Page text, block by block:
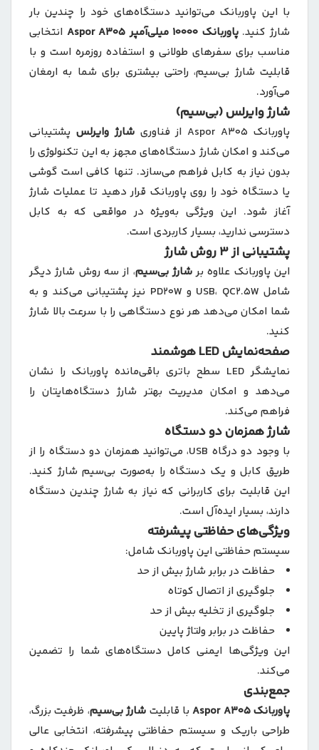
با این پاوربانک می‌توانید دستگاه‌های خود را چندین بار
شارژ کنید.پاوربانک 10000 میلی‌آمپر Aspor A305
انتخابی
مناسب برای سفرهای طولانی و استفاده روزمره است و با
قابلیت شارژ بی‌سیم، راحتی بیشتری برای شما به ارمغان
می‌آورد.
شارژ وایرلس (بی‌سیم)
پاوربانک Aspor A305 از فناوری شارژ وایرلس پشتیبانی
می‌کند و امکان شارژ دستگاه‌های مجهز به این تکنولوژی را
بدون نیاز به کابل فراهم می‌سازد. تنها کافی است گوشی
یا دستگاه خود را روی پاوربانک قرار دهید تا عملیات شارژ
آغاز شود. این ویژگی به‌ویژه در مواقعی که به کابل
دسترسی ندارید، بسیار کاربردی است.
پشتیبانی از 3 روش شارژ
این پاوربانک علاوه برشارژ بی‌سیم، از سه روش شارژ دیگر
شامل USB، QC2.5W و PD20W نیز پشتیبانی می‌کند و به
شما امکان می‌دهد هر نوع دستگاهی را با سرعت بالا شارژ
کنید.
صفحه‌نمایش LED هوشمند
نمایشگر LED سطح باتری باقی‌مانده پاوربانک را نشان
می‌دهد و امکان مدیریت بهتر شارژ دستگاه‌هایتان را
فراهم می‌کند.
شارژ همزمان دو دستگاه
با وجود دو درگاه USB، می‌توانید همزمان دو دستگاه را از
طریق کابل و یک دستگاه را به‌صورت بی‌سیم شارژ کنید.
این قابلیت برای کاربرانی که نیاز به شارژ چندین دستگاه
دارند، بسیار ایده‌آل است.
ویژگی‌های حفاظتی پیشرفته
سیستم حفاظتی این پاوربانک شامل:
حفاظت در برابر شارژ بیش از حد
جلوگیری از اتصال کوتاه
جلوگیری از تخلیه بیش از حد
حفاظت در برابر ولتاژ پایین
این ویژگی‌ها ایمنی کامل دستگاه‌های شما را تضمین
می‌کند.
جمع‌بندی
پاوربانک Aspor A305 با قابلیت شارژ بی‌سیم، ظرفیت بزرگ،
طراحی باریک و سیستم حفاظتی پیشرفته، انتخابی عالی